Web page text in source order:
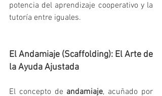
potencia del aprendizaje cooperativo y la
tutoría entre iguales.
El Andamiaje (Scaffolding): El Arte de
la Ayuda Ajustada
El concepto de andamiaje, acuñado por